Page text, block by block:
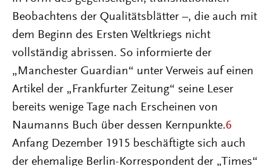
Beobachtens der Qualitätsblätter –, die auch mit
dem Beginn des Ersten Weltkriegs nicht
vollständig abrissen. So informierte der
„Manchester Guardian“ unter Verweis auf einen
Artikel der „Frankfurter Zeitung“ seine Leser
bereits wenige Tage nach Erscheinen von
Naumanns Buch über dessen Kernpunkte.6
Anfang Dezember 1915 beschäftigte sich auch
der ehemalige Berlin-Korrespondent der „Times“